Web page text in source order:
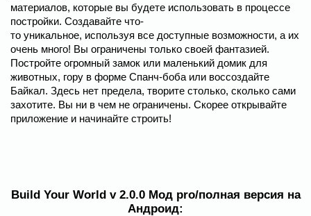
материалов, которые вы будете использовать в процессе
постройки. Создавайте что-
то уникальное, используя все доступные возможности, а их
очень много! Вы ограничены только своей фантазией.
Постройте огромный замок или маленький домик для
животных, гору в форме Спанч-боба или воссоздайте
Байкал. Здесь нет предела, творите столько, сколько сами
захотите. Вы ни в чем не ограничены. Скорее открывайте
приложение и начинайте строить!
Build Your World v 2.0.0 Мод pro/полная версия на
Андроид: